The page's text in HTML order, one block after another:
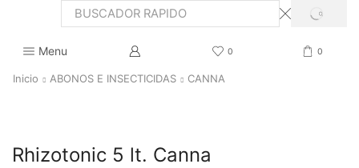
Search
SEARCH
Menu 0 0
Inicio ABONOS E INSECTICIDAS CANNA
Rhizotonic 5 lt. Canna